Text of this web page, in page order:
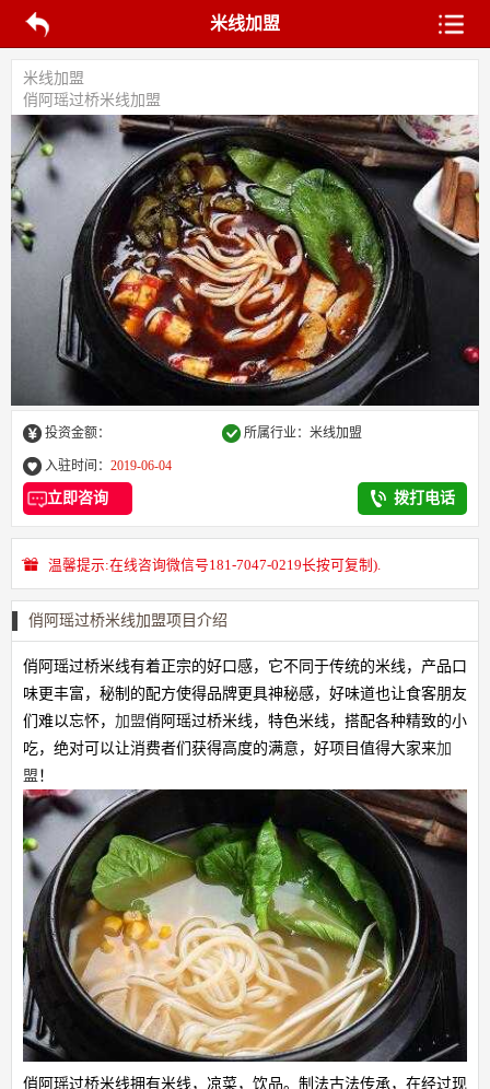
米线加盟
米线加盟
俏阿瑶过桥米线加盟
投资金额： 所属行业：米线加盟
入驻时间： 2019-06-04
立即咨询 拨打电话
温馨提示:在线咨询微信号181-7047-0219长按可复制).
俏阿瑶过桥米线加盟项目介绍
俏阿瑶过桥米线有着正宗的好口感，它不同于传统的米线，产品口
味更丰富，秘制的配方使得品牌更具神秘感，好味道也让食客朋友
们难以忘怀， 加盟俏阿瑶过桥米线，特色米线，搭配各种精致的小
吃，绝对可以让消费者们获得高度的满意，好项目值得大家来加
盟 ！
俏阿瑶过桥米线拥有米线，凉菜，饮品。制法古法传承，在经过现